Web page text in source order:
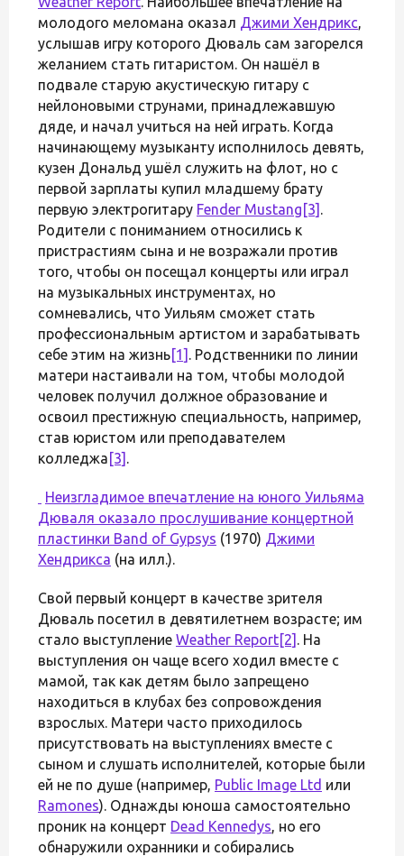
молодого меломана оказал Джими Хендрикс,
услышав игру которого Дюваль сам загорелся
желанием стать гитаристом. Он нашёл в
подвале старую акустическую гитару с
нейлоновыми струнами, принадлежавшую
дяде, и начал учиться на ней играть. Когда
начинающему музыканту исполнилось девять,
кузен Дональд ушёл служить на флот, но с
первой зарплаты купил младшему брату
первую электрогитару Fender Mustang [3] .
Родители с пониманием относились к
пристрастиям сына и не возражали против
того, чтобы он посещал концерты или играл
на музыкальных инструментах, но
сомневались, что Уильям сможет стать
профессиональным артистом и зарабатывать
себе этим на жизнь[1] . Родственники по линии
матери настаивали на том, чтобы молодой
человек получил должное образование и
освоил престижную специальность, например,
став юристом или преподавателем
колледжа [3] .
Неизгладимое впечатление на юного Уильяма
Дюваля оказало прослушивание концертной
пластинки Band of Gypsys (1970) Джими
Хендрикса (на илл.).
Свой первый концерт в качестве зрителя
Дюваль посетил в девятилетнем возрасте; им
стало выступление Weather Report[2] . На
выступления он чаще всего ходил вместе с
мамой, так как детям было запрещено
находиться в клубах без сопровождения
взрослых. Матери часто приходилось
присутствовать на выступлениях вместе с
сыном и слушать исполнителей, которые были
ей не по душе (например, Public Image Ltd или
Ramones). Однажды юноша самостоятельно
проник на концерт Dead Kennedys, но его
обнаружили охранники и собирались